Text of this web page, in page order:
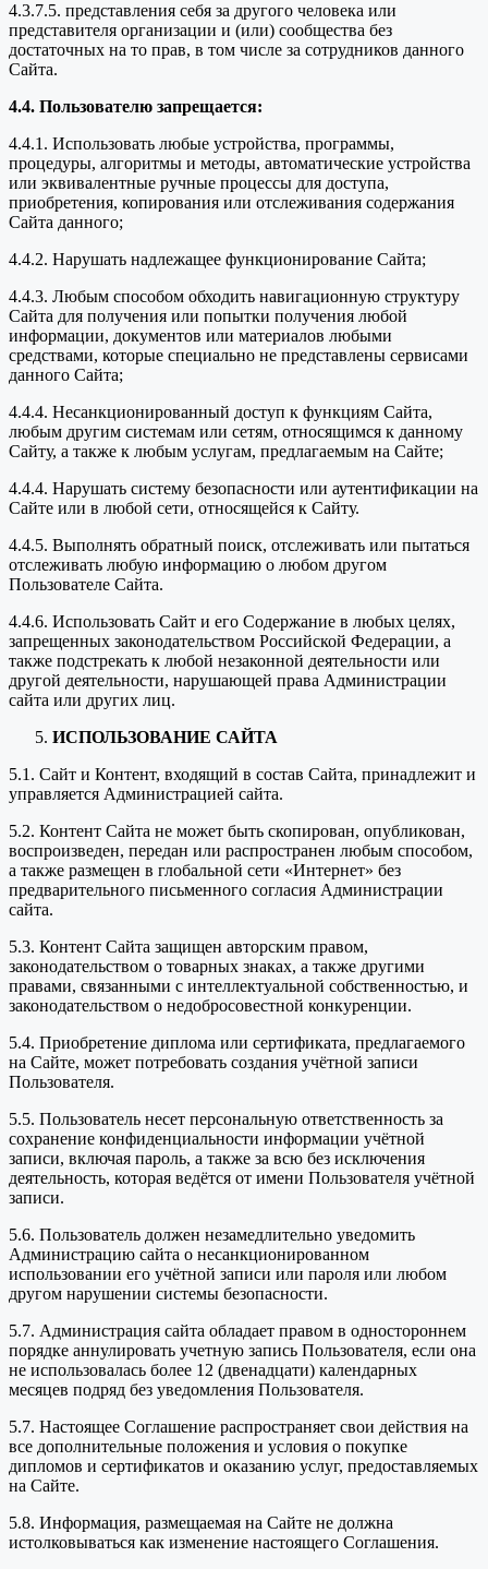
4.3.7.5. представления себя за другого человека или
представителя организации и (или) сообщества без
достаточных на то прав, в том числе за сотрудников данного
Сайта.
4.4. Пользователю запрещается:
4.4.1. Использовать любые устройства, программы,
процедуры, алгоритмы и методы, автоматические устройства
или эквивалентные ручные процессы для доступа,
приобретения, копирования или отслеживания содержания
Сайта данного;
4.4.2. Нарушать надлежащее функционирование Сайта;
4.4.3. Любым способом обходить навигационную структуру
Сайта для получения или попытки получения любой
информации, документов или материалов любыми
средствами, которые специально не представлены сервисами
данного Сайта;
4.4.4. Несанкционированный доступ к функциям Сайта,
любым другим системам или сетям, относящимся к данному
Сайту, а также к любым услугам, предлагаемым на Сайте;
4.4.4. Нарушать систему безопасности или аутентификации на
Сайте или в любой сети, относящейся к Сайту.
4.4.5. Выполнять обратный поиск, отслеживать или пытаться
отслеживать любую информацию о любом другом
Пользователе Сайта.
4.4.6. Использовать Сайт и его Содержание в любых целях,
запрещенных законодательством Российской Федерации, а
также подстрекать к любой незаконной деятельности или
другой деятельности, нарушающей права Администрации
сайта или других лиц.
ИСПОЛЬЗОВАНИЕ САЙТА
5.1. Сайт и Контент, входящий в состав Сайта, принадлежит и
управляется Администрацией сайта.
5.2. Контент Сайта не может быть скопирован, опубликован,
воспроизведен, передан или распространен любым способом,
а также размещен в глобальной сети «Интернет» без
предварительного письменного согласия Администрации
сайта.
5.3. Контент Сайта защищен авторским правом,
законодательством о товарных знаках, а также другими
правами, связанными с интеллектуальной собственностью, и
законодательством о недобросовестной конкуренции.
5.4. Приобретение диплома или сертификата, предлагаемого
на Сайте, может потребовать создания учётной записи
Пользователя.
5.5. Пользователь несет персональную ответственность за
сохранение конфиденциальности информации учётной
записи, включая пароль, а также за всю без исключения
деятельность, которая ведётся от имени Пользователя учётной
записи.
5.6. Пользователь должен незамедлительно уведомить
Администрацию сайта о несанкционированном
использовании его учётной записи или пароля или любом
другом нарушении системы безопасности.
5.7. Администрация сайта обладает правом в одностороннем
порядке аннулировать учетную запись Пользователя, если она
не использовалась более 12 (двенадцати) календарных
месяцев подряд без уведомления Пользователя.
5.7. Настоящее Соглашение распространяет свои действия на
все дополнительные положения и условия о покупке
дипломов и сертификатов и оказанию услуг, предоставляемых
на Сайте.
5.8. Информация, размещаемая на Сайте не должна
истолковываться как изменение настоящего Соглашения.